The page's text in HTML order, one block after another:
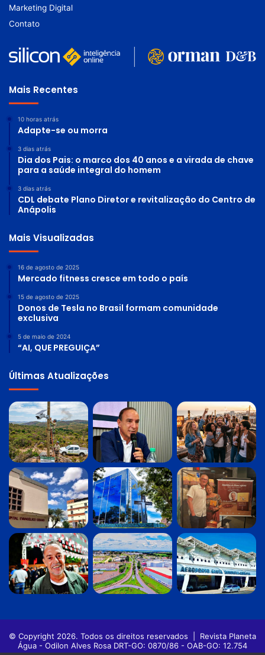
Marketing Digital
Contato
Mais Recentes
10 horas atrás
Adapte-se ou morra
3 dias atrás
Dia dos Pais: o marco dos 40 anos e a virada de chave
para a saúde integral do homem
3 dias atrás
CDL debate Plano Diretor e revitalização do Centro de
Anápolis
Mais Visualizadas
16 de agosto de 2025
Mercado fitness cresce em todo o país
15 de agosto de 2025
Donos de Tesla no Brasil formam comunidade
exclusiva
5 de maio de 2024
“AI, QUE PREGUIÇA”
Últimas Atualizações
© Copyright 2026. Todos os direitos reservados | Revista Planeta
Água - Odilon Alves Rosa DRT-GO: 0870/86 - OAB-GO: 12.754